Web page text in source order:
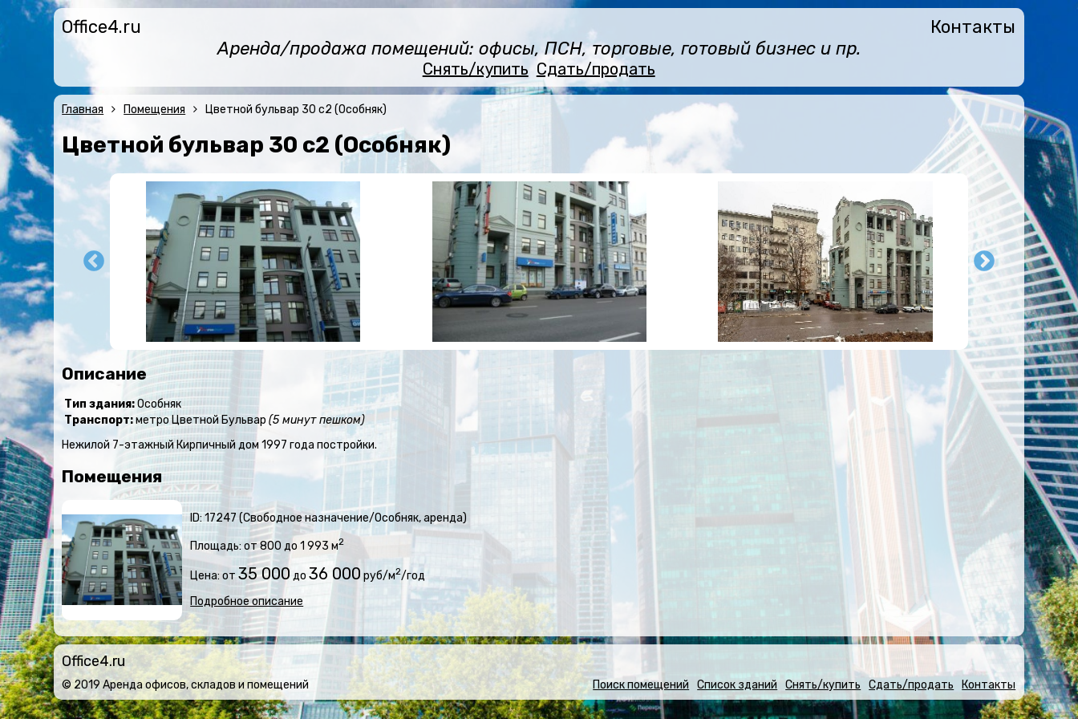
Office4.ru
Контакты
Аренда/продажа помещений: офисы, ПСН, торговые, готовый бизнес и пр.
Снять/купить Сдать/продать
Главная Помещения Цветной бульвар 30 с2 (Особняк)
Цветной бульвар 30 с2 (Особняк)
Описание
Тип здания:Особняк
Транспорт:метро Цветной Бульвар(5 минут пешком)
Нежилой 7-этажный Кирпичный дом 1997 года постройки.
Помещения
ID: 17247 (Свободное назначение/Особняк, аренда)
Площадь: от 800 до 1 993 м2
Цена: от35 000 до36 000 руб/м2/год
Подробное описание
Office4.ru
Поиск помещений Список зданий Снять/купить Сдать/продать Контакты
© 2019 Аренда офисов, складов и помещений